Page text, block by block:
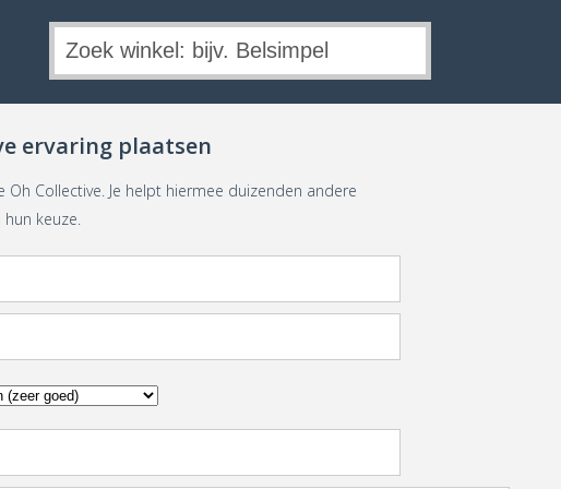
ervaring plaatsen
Oh Collective. Je helpt hiermee duizenden andere
keuze.